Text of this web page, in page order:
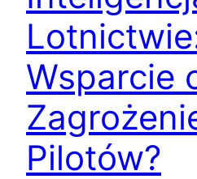
Wsparcie
Pilotów?